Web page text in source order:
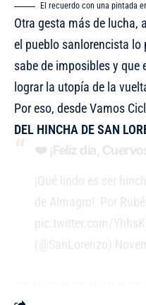
El recuerdo con una pintada
Otra gesta más de lucha,
el pueblo sanlorencista lo
sabe de imposibles y que
lograr la utopía de la
Por eso, desde Vamos
DEL HINCHA DE SAN
❤️ ¡Feliz día,
¡Qué lindo es ser
de Almagro! ️ Por
pic.twitter.com/
(@SanLorenzo)